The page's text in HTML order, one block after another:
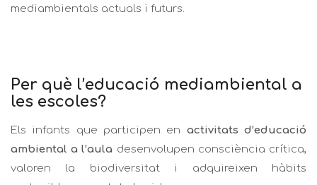
mediambientals actuals i futurs.
Per què l’educació mediambiental a
les escoles?
Els infants que participen en activitats d’educació
ambiental a l’aula desenvolupen consciència crítica,
valoren la biodiversitat i adquireixen hàbits